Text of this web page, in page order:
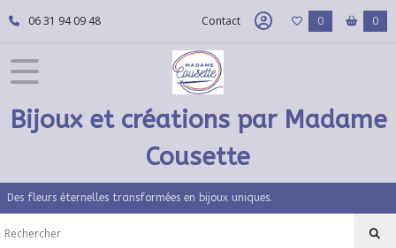
06 31 94 09 48 Contact 0 0
Bijoux et créations par Madame
Cousette
Des fleurs éternelles transformées en bijoux uniques.